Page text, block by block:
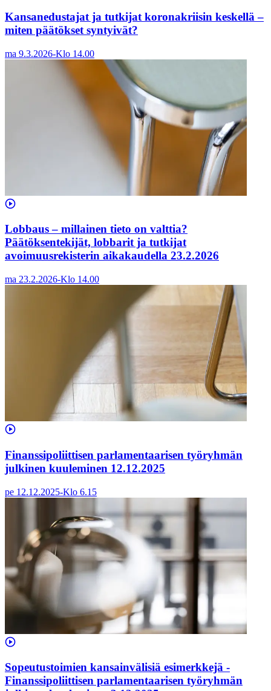
Kansanedustajat ja tutkijat koronakriisin keskellä –
miten päätökset syntyivät?
ma 9.3.2026-Klo 14.00
Lobbaus – millainen tieto on valttia?
Päätöksentekijät, lobbarit ja tutkijat
avoimuusrekisterin aikakaudella 23.2.2026
ma 23.2.2026-Klo 14.00
Finanssipoliittisen parlamentaarisen työryhmän
julkinen kuuleminen 12.12.2025
pe 12.12.2025-Klo 6.15
Sopeutustoimien kansainvälisiä esimerkkejä -
Finanssipoliittisen parlamentaarisen työryhmän